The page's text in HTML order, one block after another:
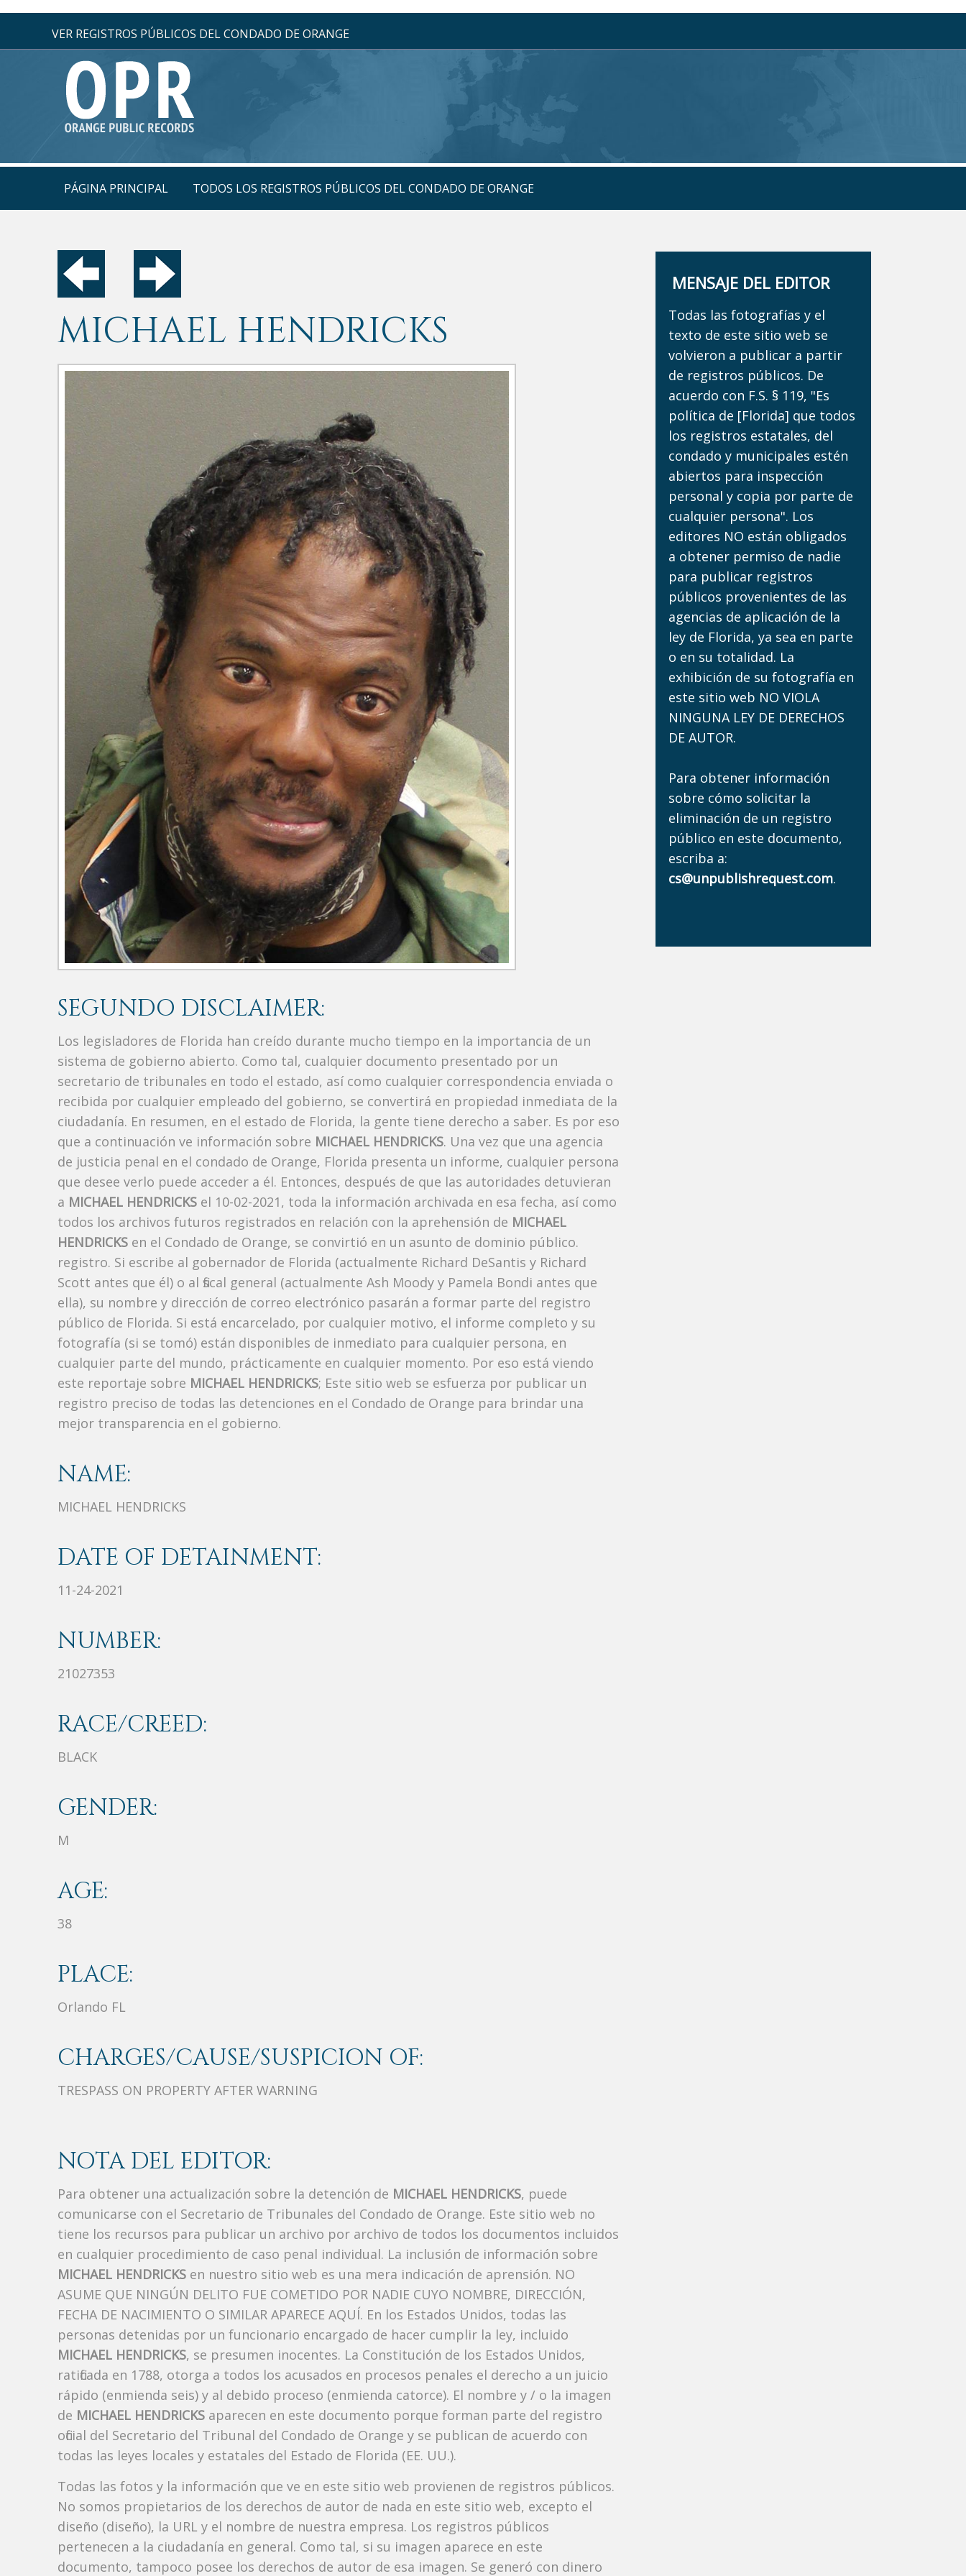
VER REGISTROS PÚBLICOS DEL CONDADO DE ORANGE
PÁGINA PRINCIPAL TODOS LOS REGISTROS PÚBLICOS DEL CONDADO DE ORANGE
MICHAEL HENDRICKS
SEGUNDO DISCLAIMER:
Los legisladores de Florida han creído durante mucho tiempo en la importancia de un
sistema de gobierno abierto. Como tal, cualquier documento presentado por un
secretario de tribunales en todo el estado, así como cualquier correspondencia enviada o
recibida por cualquier empleado del gobierno, se convertirá en propiedad inmediata de la
ciudadanía. En resumen, en el estado de Florida, la gente tiene derecho a saber. Es por eso
que a continuación ve información sobre MICHAEL HENDRICKS. Una vez que una agencia
de justicia penal en el condado de Orange, Florida presenta un informe, cualquier persona
que desee verlo puede acceder a él. Entonces, después de que las autoridades detuvieran
a MICHAEL HENDRICKS el 10-02-2021, toda la información archivada en esa fecha, así como
todos los archivos futuros registrados en relación con la aprehensión de MICHAEL
HENDRICKS en el Condado de Orange, se convirtió en un asunto de dominio público.
registro. Si escribe al gobernador de Florida (actualmente Richard DeSantis y Richard
Scott antes que él) o al fiscal general (actualmente Ash Moody y Pamela Bondi antes que
ella), su nombre y dirección de correo electrónico pasarán a formar parte del registro
público de Florida. Si está encarcelado, por cualquier motivo, el informe completo y su
fotografía (si se tomó) están disponibles de inmediato para cualquier persona, en
cualquier parte del mundo, prácticamente en cualquier momento. Por eso está viendo
este reportaje sobre MICHAEL HENDRICKS; Este sitio web se esfuerza por publicar un
registro preciso de todas las detenciones en el Condado de Orange para brindar una
mejor transparencia en el gobierno.
NAME:
MICHAEL HENDRICKS
DATE OF DETAINMENT:
11-24-2021
NUMBER:
21027353
RACE/CREED:
BLACK
GENDER:
M
AGE:
38
PLACE:
Orlando FL
CHARGES/CAUSE/SUSPICION OF:
TRESPASS ON PROPERTY AFTER WARNING
NOTA DEL EDITOR:
Para obtener una actualización sobre la detención de MICHAEL HENDRICKS, puede
comunicarse con el Secretario de Tribunales del Condado de Orange. Este sitio web no
tiene los recursos para publicar un archivo por archivo de todos los documentos incluidos
en cualquier procedimiento de caso penal individual. La inclusión de información sobre
MICHAEL HENDRICKS en nuestro sitio web es una mera indicación de aprensión. NO
ASUME QUE NINGÚN DELITO FUE COMETIDO POR NADIE CUYO NOMBRE, DIRECCIÓN,
FECHA DE NACIMIENTO O SIMILAR APARECE AQUÍ. En los Estados Unidos, todas las
personas detenidas por un funcionario encargado de hacer cumplir la ley, incluido
MICHAEL HENDRICKS, se presumen inocentes. La Constitución de los Estados Unidos,
ratificada en 1788, otorga a todos los acusados ​​en procesos penales el derecho a un juicio
rápido (enmienda seis) y al debido proceso (enmienda catorce). El nombre y / o la imagen
de MICHAEL HENDRICKS aparecen en este documento porque forman parte del registro
oficial del Secretario del Tribunal del Condado de Orange y se publican de acuerdo con
todas las leyes locales y estatales del Estado de Florida (EE. UU.).
Todas las fotos y la información que ve en este sitio web provienen de registros públicos.
No somos propietarios de los derechos de autor de nada en este sitio web, excepto el
diseño (diseño), la URL y el nombre de nuestra empresa. Los registros públicos
pertenecen a la ciudadanía en general. Como tal, si su imagen aparece en este
documento, tampoco posee los derechos de autor de esa imagen. Se generó con dinero
MENSAJE DEL EDITOR
Todas las fotografías y el
texto de este sitio web se
volvieron a publicar a partir
de registros públicos. De
acuerdo con F.S. § 119, "Es
política de [Florida] que todos
los registros estatales, del
condado y municipales estén
abiertos para inspección
personal y copia por parte de
cualquier persona". Los
editores NO están obligados
a obtener permiso de nadie
para publicar registros
públicos provenientes de las
agencias de aplicación de la
ley de Florida, ya sea en parte
o en su totalidad. La
exhibición de su fotografía en
este sitio web NO VIOLA
NINGUNA LEY DE DERECHOS
DE AUTOR.
Para obtener información
sobre cómo solicitar la
eliminación de un registro
público en este documento,
escriba a:
cs@unpublishrequest.com.